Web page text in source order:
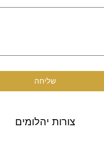
שליחה
צורות יהלומים